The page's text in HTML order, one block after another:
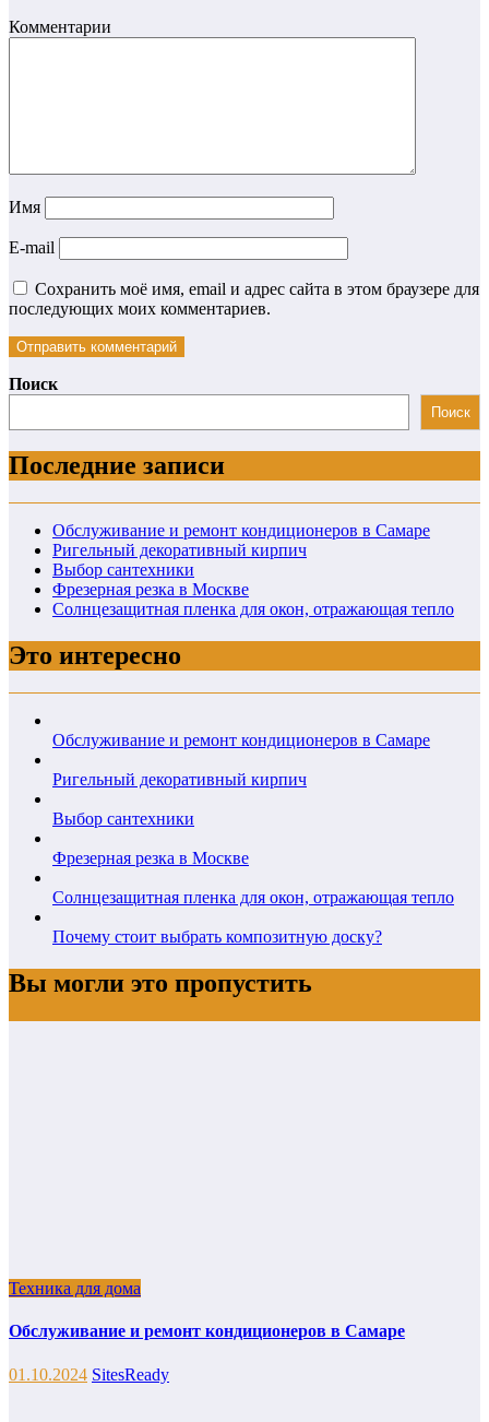
Комментарии
Имя
E-mail
Сохранить моё имя, email и адрес сайта в этом браузере для
последующих моих комментариев.
Поиск
Поиск
Последние записи
Обслуживание и ремонт кондиционеров в Самаре
Ригельный декоративный кирпич
Выбор сантехники
Фрезерная резка в Москве
Солнцезащитная пленка для окон, отражающая тепло
Это интересно
Обслуживание и ремонт кондиционеров в Самаре
Ригельный декоративный кирпич
Выбор сантехники
Фрезерная резка в Москве
Солнцезащитная пленка для окон, отражающая тепло
Почему стоит выбрать композитную доску?
Вы могли это пропустить
Техника для дома
Обслуживание и ремонт кондиционеров в Самаре
01.10.2024 SitesReady